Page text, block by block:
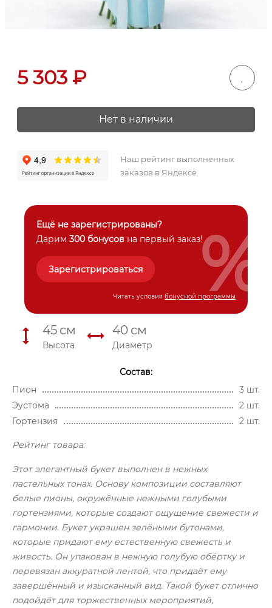
5 303 ₽
Нет в наличии
Наш рейтинг выполненных
заказов в Яндексе
Ещё не зарегистрированы?
Дарим 300 бонусов на первый заказ!
Зарегистрироваться
Читать условия бонусной программы
%
45 см
Высота
40 см
Диаметр
Состав:
Пион
3 шт.
Эустома
2 шт.
Гортензия
2 шт.
Рейтинг товара:
Этот элегантный букет выполнен в нежных
пастельных тонах. Основу композиции составляют
белые пионы, окружённые нежными голубыми
гортензиями, которые создают ощущение свежести и
гармонии. Букет украшен зелёными бутонами,
которые придают ему естественную свежесть и
живость. Он упакован в нежную голубую обёртку и
перевязан аккуратной лентой, что придаёт ему
завершённый и изысканный вид. Такой букет отлично
подойдёт для торжественных мероприятий,